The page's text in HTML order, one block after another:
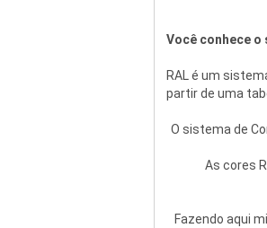
Você conhece o
RAL é um
partir de uma
O sistema de
As cores
Fazendo aqui